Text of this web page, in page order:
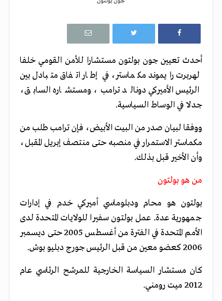
أحدث تعيين جون بولتون مستشارا للأمن القومي خلفا
لهربرت رايموند مكماستر، في إطار اتفاق متبادل بين
الرئيس الأميركي دونالد ترامب، ومستشاره السابق،
جدلا في الوساط السياسية.
ووفقا لبيان صدر من البيت الأبيض، فإن ترامب طلب من
مكماستر الاستمرار في منصبه حتى منتصف إبريل المقبل،
وأن الأخير قبل بذلك.
من هو بولتون
بولتون هو محام ودبلوماسي أميركي خدم في إدارات
جمهورية عدة. عمل بولتون سفيرا للولايات المتحدة لدى
الأمم المتحدة في الفترة من أغسطس 2005 حتى ديسمبر
2006 كعضو معين من قبل الرئيس جورج دبليو بوش.
كان مستشار السياسة الخارجية للمرشح الرئاسي عام
2012 ميت رومني.